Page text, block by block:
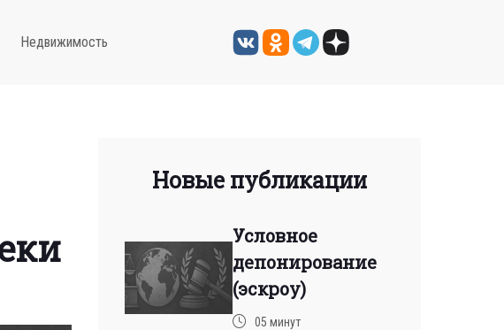
Недвижимость
Новые публикации
Условное
депонирование
(эскроу)
05 минут